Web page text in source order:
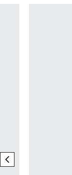
previous element